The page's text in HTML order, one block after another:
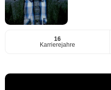
16
Karrierejahre